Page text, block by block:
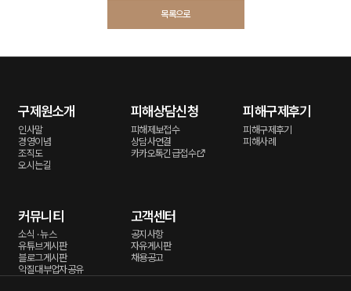
목록으로
구제원소개
인사말
경영이념
조직도
오시는길
피해상담신청
피해제보접수
상담사연결
카카오톡긴급접수
피해구제후기
피해구제후기
피해사례
커뮤니티
소식 · 뉴스
유튜브게시판
블로그게시판
악질대부업자공유
고객센터
공지사항
자유게시판
채용공고